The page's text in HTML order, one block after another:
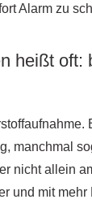
Alarm zu
heißt oft:
manchmal
nicht allein
und mit mehr